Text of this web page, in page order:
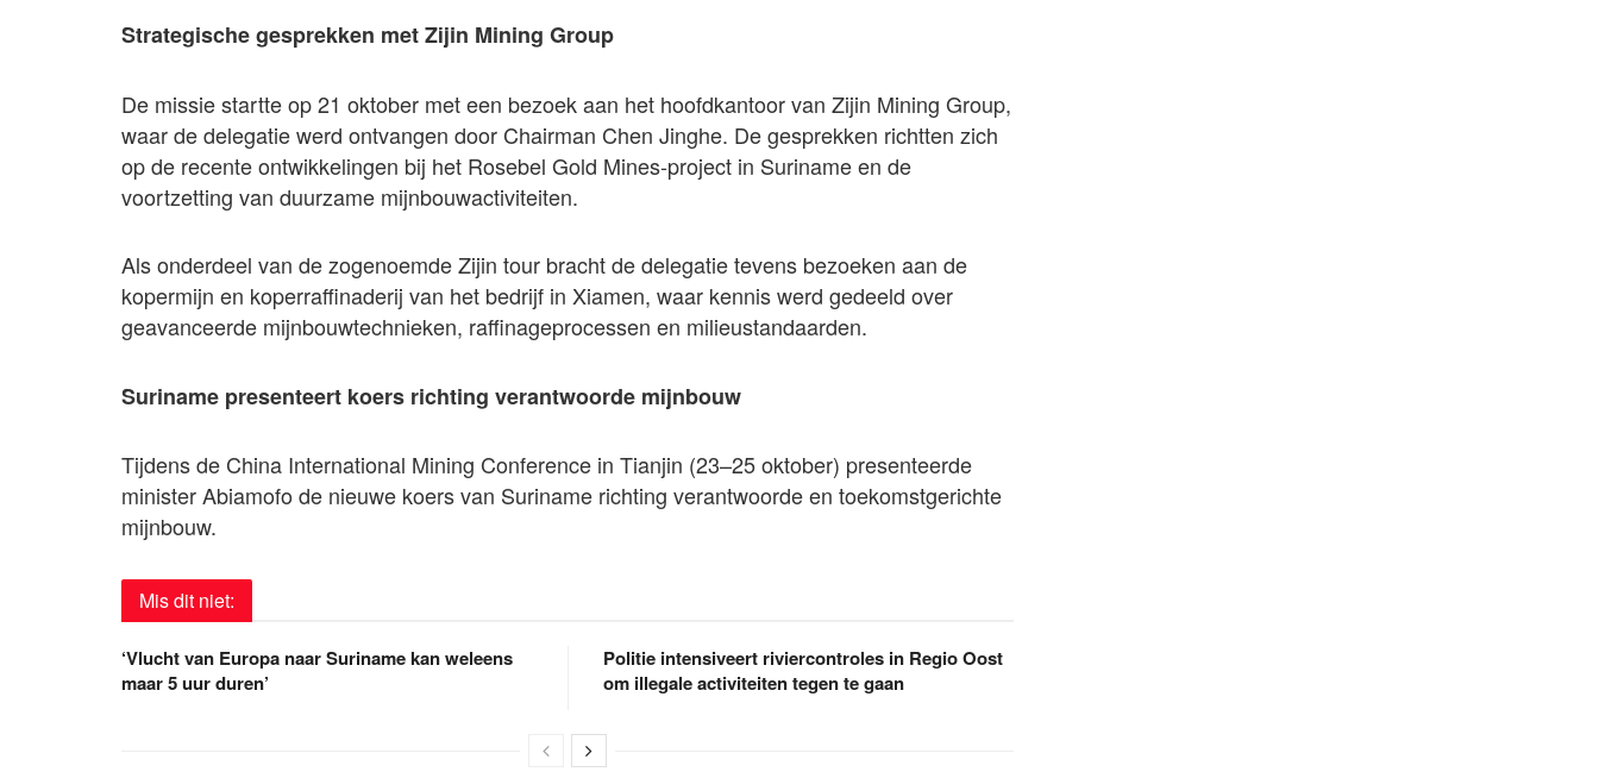
Strategische gesprekken met Zijin Mining Group
De missie startte op 21 oktober met een bezoek aan het hoofdkantoor van Zijin Mining Group,
waar de delegatie werd ontvangen door Chairman Chen Jinghe. De gesprekken richtten zich
op de recente ontwikkelingen bij het Rosebel Gold Mines-project in Suriname en de
voortzetting van duurzame mijnbouwactiviteiten.
Als onderdeel van de zogenoemde Zijin tour bracht de delegatie tevens bezoeken aan de
kopermijn en koperraffinaderij van het bedrijf in Xiamen, waar kennis werd gedeeld over
geavanceerde mijnbouwtechnieken, raffinageprocessen en milieustandaarden.
Suriname presenteert koers richting verantwoorde mijnbouw
Tijdens de China International Mining Conference in Tianjin (23–25 oktober) presenteerde
minister Abiamofo de nieuwe koers van Suriname richting verantwoorde en toekomstgerichte
mijnbouw.
Mis dit niet:
‘Vlucht van Europa naar Suriname kan weleens
maar 5 uur duren’
Politie intensiveert riviercontroles in Regio Oost
om illegale activiteiten tegen te gaan